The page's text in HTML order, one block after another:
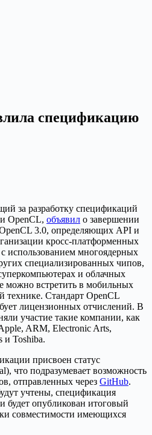
спецификацию
за разработку спецификаций
OpenCL, объявил о завершении
3.0, определяющих API и
кросс-платформенных
использованием многоядерных
специализированных чипов,
и облачных
можно встретить в мобильных
технике. Стандарт OpenCL
лицензионных отчислений. В
участие такие компании, как
ARM, Electronic Arts,
и Toshiba.
присвоен статус
что подразумевает возможность
отправленных через GitHub.
учтены, спецификация
будет опубликован итоговый
совместимости имеющихся